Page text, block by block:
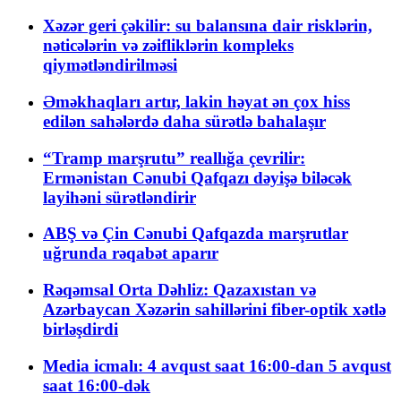
Xəzər geri çəkilir: su balansına dair risklərin,
nəticələrin və zəifliklərin kompleks
qiymətləndirilməsi
Əməkhaqları artır, lakin həyat ən çox hiss
edilən sahələrdə daha sürətlə bahalaşır
“Tramp marşrutu” reallığa çevrilir:
Ermənistan Cənubi Qafqazı dəyişə biləcək
layihəni sürətləndirir
ABŞ və Çin Cənubi Qafqazda marşrutlar
uğrunda rəqabət aparır
Rəqəmsal Orta Dəhliz: Qazaxıstan və
Azərbaycan Xəzərin sahillərini fiber-optik xətlə
birləşdirdi
Media icmalı: 4 avqust saat 16:00-dan 5 avqust
saat 16:00-dək